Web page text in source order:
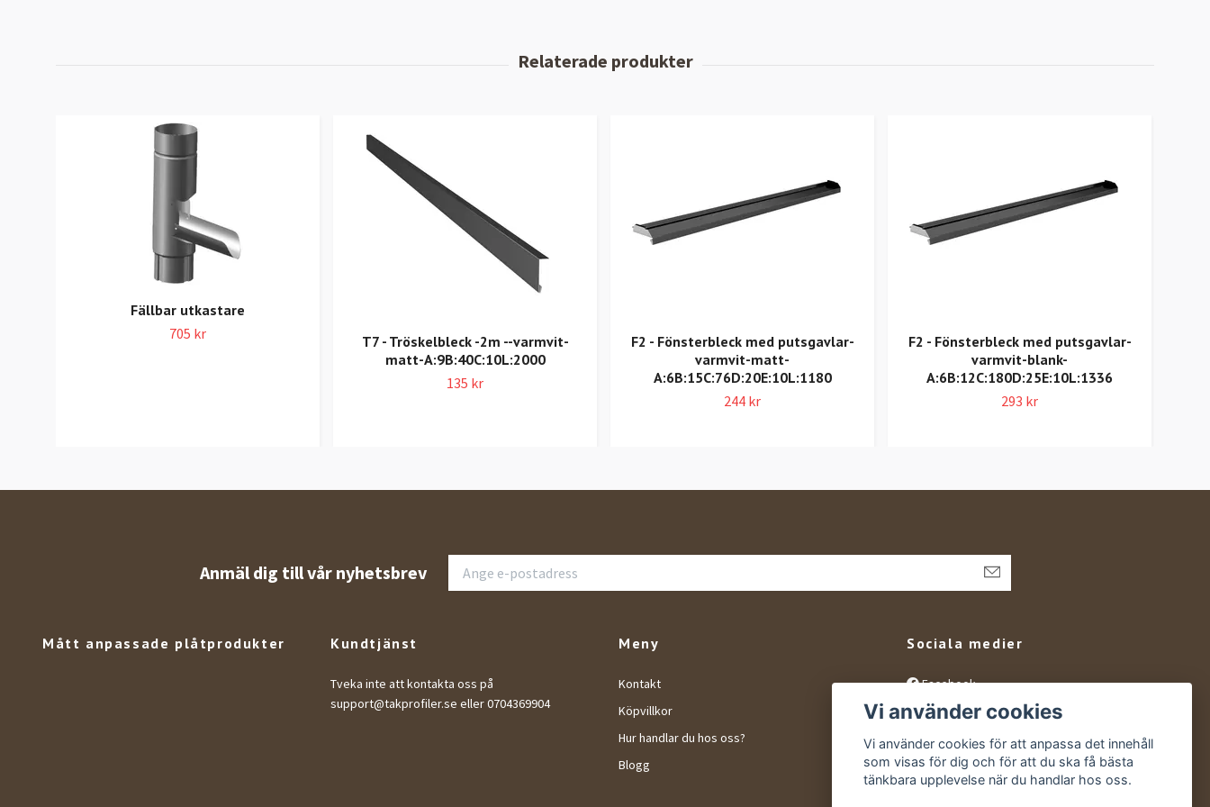
Fällbar utkastare
705 kr
T7 - Tröskelbleck -2m --varmvit-
matt-A:9B:40C:10L:2000
135 kr
F2 - Fönsterbleck med putsgavlar-
varmvit-matt-
A:6B:15C:76D:20E:10L:1180
244 kr
F2 - Fönsterbleck med putsgavlar-
varmvit-blank-
A:6B:12C:180D:25E:10L:1336
293 kr
Anmäl dig till vår nyhetsbrev
Mått anpassade plåtprodukter Kundtjänst
Tveka inte att kontakta oss på
support@takprofiler.se eller 0704369904
Meny
Kontakt
Köpvillkor
Hur handlar du hos oss?
Blogg
Sociala medier
Facebook
Instagram
YouTube
Vi använder cookies
Vi använder cookies för att anpassa det innehåll
som visas för dig och för att du ska få bästa
tänkbara upplevelse när du handlar hos oss.